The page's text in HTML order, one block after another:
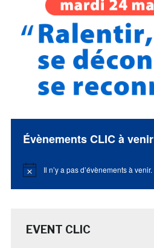
Évènements CLIC à venir
Notice Il n’y a pas d’évènements à venir.
EVENT CLIC